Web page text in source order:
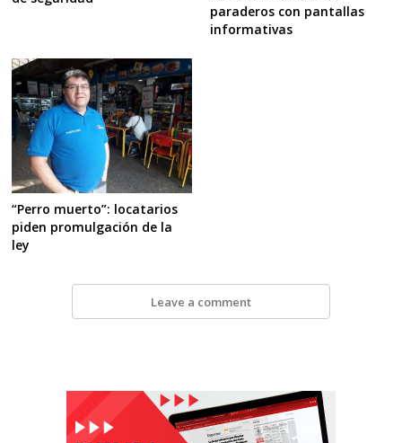
paraderos con pantallas
informativas
“Perro muerto”: locatarios
piden promulgación de la
ley
Leave a comment